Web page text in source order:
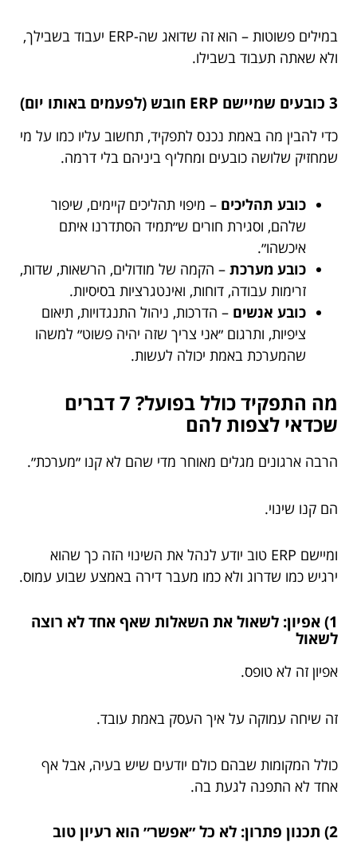
במילים פשוטות – הוא זה שדואג שה-ERP יעבוד בשבילך,
ולא שאתה תעבוד בשבילו.
3 כובעים שמיישם ERP חובש (לפעמים באותו יום)
כדי להבין מה באמת נכנס לתפקיד, תחשוב עליו כמו על מי
שמחזיק שלושה כובעים ומחליף ביניהם בלי דרמה.
כובע תהליכים – מיפוי תהליכים קיימים, שיפור
שלהם, וסגירת חורים ש״תמיד הסתדרנו איתם
איכשהו״.
כובע מערכת – הקמה של מודולים, הרשאות, שדות,
זרימות עבודה, דוחות, ואינטגרציות בסיסיות.
כובע אנשים – הדרכות, ניהול התנגדויות, תיאום
ציפיות, ותרגום ״אני צריך שזה יהיה פשוט״ למשהו
שהמערכת באמת יכולה לעשות.
מה התפקיד כולל בפועל? 7 דברים
שכדאי לצפות להם
הרבה ארגונים מגלים מאוחר מדי שהם לא קנו ״מערכת״.
הם קנו שינוי.
ומיישם ERP טוב יודע לנהל את השינוי הזה כך שהוא
ירגיש כמו שדרוג ולא כמו מעבר דירה באמצע שבוע עמוס.
1) אפיון: לשאול את השאלות שאף אחד לא רוצה
לשאול
אפיון זה לא טופס.
זה שיחה עמוקה על איך העסק באמת עובד.
כולל המקומות שבהם כולם יודעים שיש בעיה, אבל אף
אחד לא התפנה לגעת בה.
2) תכנון פתרון: לא כל ״אפשר״ הוא רעיון טוב